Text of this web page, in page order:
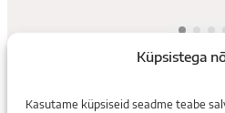
Küpsistega
Kasutame küpsiseid seadme teabe